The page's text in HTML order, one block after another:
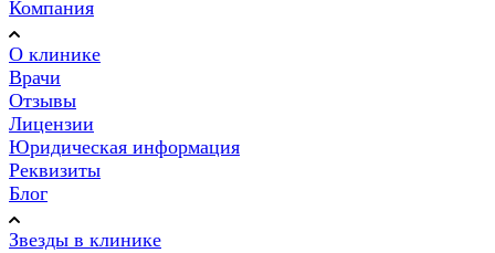
Компания
О клинике
Врачи
Отзывы
Лицензии
Юридическая информация
Реквизиты
Блог
Звезды в клинике